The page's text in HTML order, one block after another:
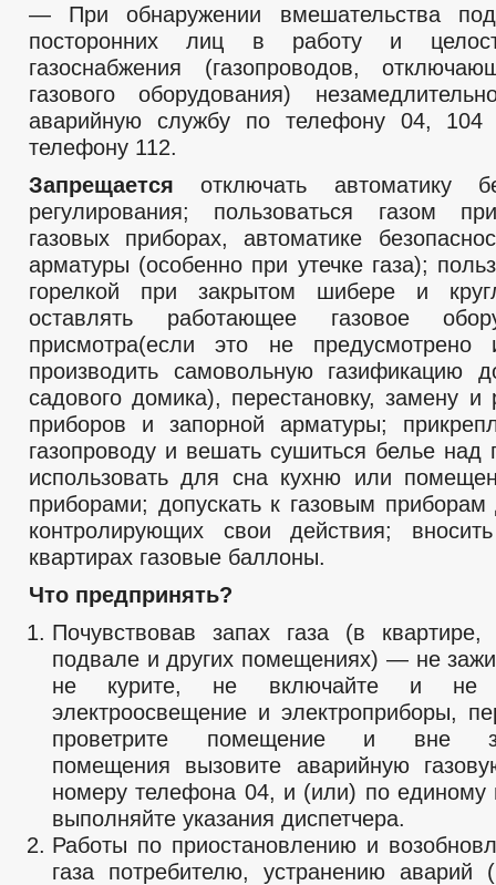
— При обнаружении вмешательства
посторонних лиц в работу и
газоснабжения (газопроводов,
газового оборудования)
аварийную службу по телефону 04,
телефону 112.
Запрещается отключать автоматику
регулирования; пользоваться газом
газовых приборах, автоматике
арматуры (особенно при утечке газа);
горелкой при закрытом шибере и
оставлять работающее газовое
присмотра(если это не предусмотрено
производить самовольную газификацию
садового домика), перестановку, замену и
приборов и запорной арматуры;
газопроводу и вешать сушиться белье над
использовать для сна кухню или
приборами; допускать к газовым
контролирующих свои действия;
квартирах газовые баллоны.
Что предпринять?
Почувствовав запах газа (в
подвале и других помещениях) — не
не курите, не включайте и не
электроосвещение и электроприборы,
проветрите помещение и вне
помещения вызовите аварийную
номеру телефона 04, и (или) по единому
выполняйте указания диспетчера.
Работы по приостановлению и
газа потребителю, устранению аварий